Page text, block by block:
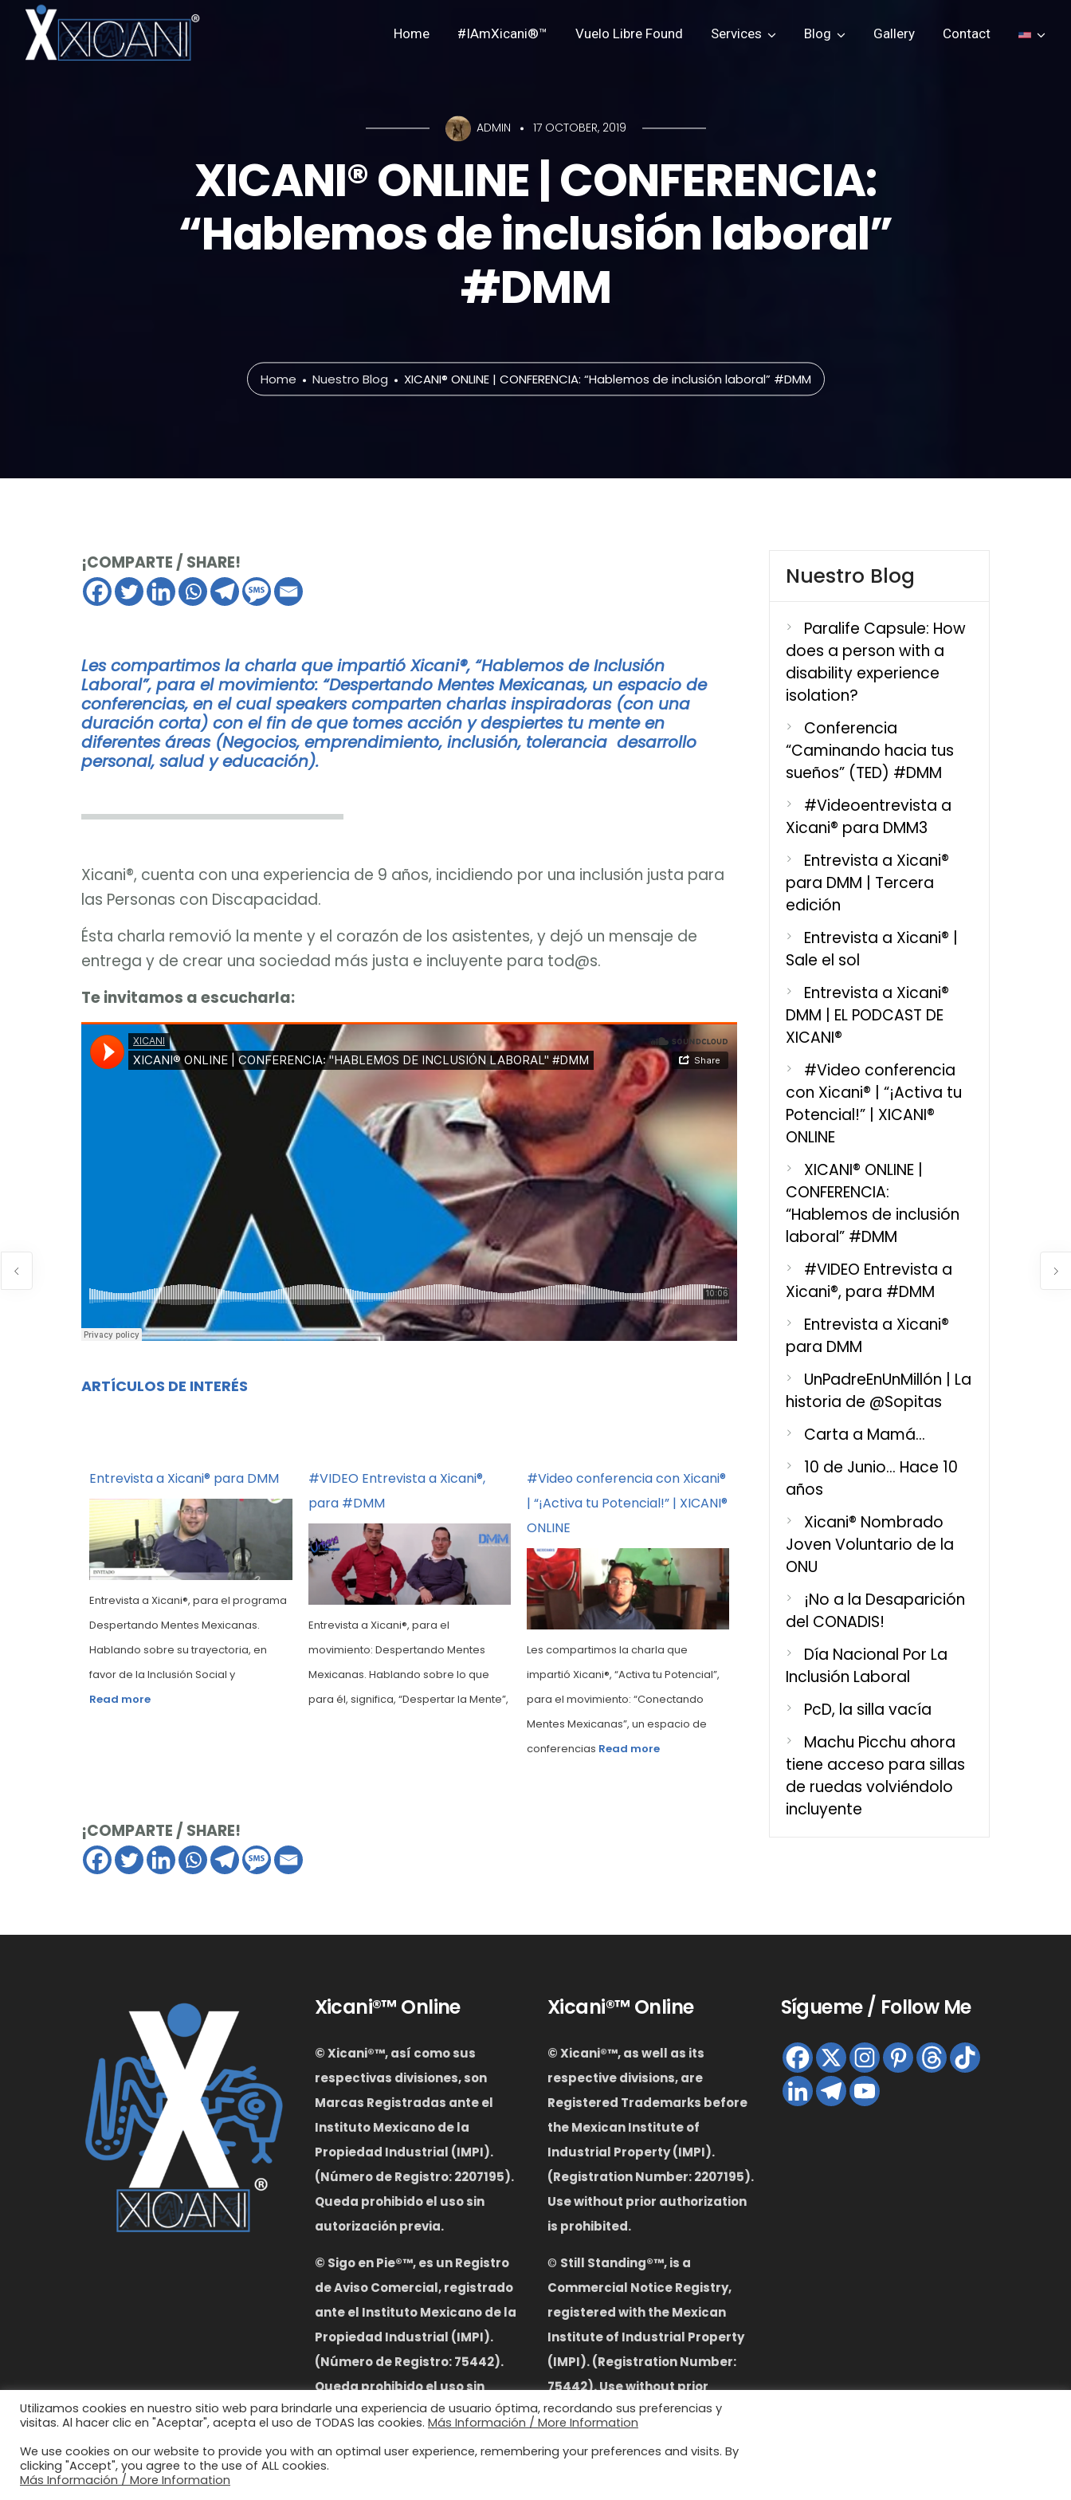
Home #IAmXicani®™ Vuelo Libre Found Services Blog Gallery Contact
ADMIN 17 OCTOBER, 2019
XICANI® ONLINE | CONFERENCIA:
“Hablemos de inclusión laboral”
#DMM
Home Nuestro Blog XICANI® ONLINE | CONFERENCIA: “Hablemos de inclusión laboral” #DMM
¡COMPARTE / SHARE!
Les compartimos la charla que impartió Xicani®, “Hablemos de Inclusión
Laboral”, para el movimiento: “Despertando Mentes Mexicanas, un espacio de
conferencias, en el cual speakers comparten charlas inspiradoras (con una
duración corta) con el fin de que tomes acción y despiertes tu mente en
diferentes áreas (Negocios, emprendimiento, inclusión, tolerancia desarrollo
personal, salud y educación).
Xicani®, cuenta con una experiencia de 9 años, incidiendo por una inclusión justa para
las Personas con Discapacidad.
Ésta charla removió la mente y el corazón de los asistentes, y dejó un mensaje de
entrega y de crear una sociedad más justa e incluyente para tod@s.
Te invitamos a escucharla:
ARTÍCULOS DE INTERÉS
Entrevista a Xicani® para DMM
Entrevista a Xicani®, para el programa
Despertando Mentes Mexicanas.
Hablando sobre su trayectoria, en
favor de la Inclusión Social y
Read more
#VIDEO Entrevista a Xicani®,
para #DMM
Entrevista a Xicani®, para el
movimiento: Despertando Mentes
Mexicanas. Hablando sobre lo que
para él, significa, “Despertar la Mente”,
#Video conferencia con Xicani®
| “¡Activa tu Potencial!” | XICANI®
ONLINE
Les compartimos la charla que
impartió Xicani®, “Activa tu Potencial”,
para el movimiento: “Conectando
Mentes Mexicanas”, un espacio de
conferencias Read more
Entrevista a Xicani® para DMM
Entrevista a Xicani®, para el programa
Despertando Mentes Mexicanas.
Hablando sobre su trayectoria, en
favor de la Inclusión Social y
¡COMPARTE / SHARE!
Nuestro Blog
Paralife Capsule: How
does a person with a
disability experience
isolation?
Conferencia
“Caminando hacia tus
sueños” (TED) #DMM
#Videoentrevista a
Xicani® para DMM3
Entrevista a Xicani®
para DMM | Tercera
edición
Entrevista a Xicani® |
Sale el sol
Entrevista a Xicani®
DMM | EL PODCAST DE
XICANI®
#Video conferencia
con Xicani® | “¡Activa tu
Potencial!” | XICANI®
ONLINE
XICANI® ONLINE |
CONFERENCIA:
“Hablemos de inclusión
laboral” #DMM
#VIDEO Entrevista a
Xicani®, para #DMM
Entrevista a Xicani®
para DMM
UnPadreEnUnMillón | La
historia de @Sopitas
Carta a Mamá…
10 de Junio… Hace 10
años
Xicani® Nombrado
Joven Voluntario de la
ONU
¡No a la Desaparición
del CONADIS!
Día Nacional Por La
Inclusión Laboral
PcD, la silla vacía
Machu Picchu ahora
tiene acceso para sillas
de ruedas volviéndolo
incluyente
Xicani®™ Online
© Xicani®™, así como sus
respectivas divisiones, son
Marcas Registradas ante el
Instituto Mexicano de la
Propiedad Industrial (IMPI).
(Número de Registro: 2207195).
Queda prohibido el uso sin
autorización previa.
© Sigo en Pie®™, es un Registro
de Aviso Comercial, registrado
ante el Instituto Mexicano de la
Propiedad Industrial (IMPI).
(Número de Registro: 75442).
Queda prohibido el uso sin
autorización previa.
Xicani®™ Online
© Xicani®™,as well as its
respective divisions, are
Registered Trademarks before
the Mexican Institute of
Industrial Property (IMPI).
(Registration Number: 2207195).
Use without prior authorization
is prohibited.
© Still Standing®™,is a
Commercial Notice Registry,
registered with the Mexican
Institute of Industrial Property
(IMPI). (Registration Number:
75442). Use without prior
authorization is prohibited.
Sígueme / Follow Me
Utilizamos cookies en nuestro sitio web para brindarle una experiencia de usuario óptima, recordando sus preferencias y
visitas. Al hacer clic en "Aceptar", acepta el uso de TODAS las cookies. Más Información / More Information
We use cookies on our website to provide you with an optimal user experience, remembering your preferences and visits. By
clicking "Accept", you agree to the use of ALL cookies.
Más Información / More Information